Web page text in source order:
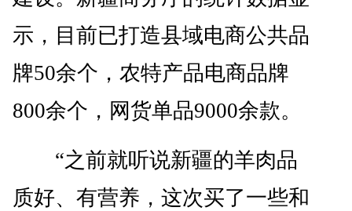
示，目前已打造县域电商公共品
牌50余个，农特产品电商品牌
800余个，网货单品9000余款。
“之前就听说新疆的羊肉品
质好、有营养，这次买了一些和